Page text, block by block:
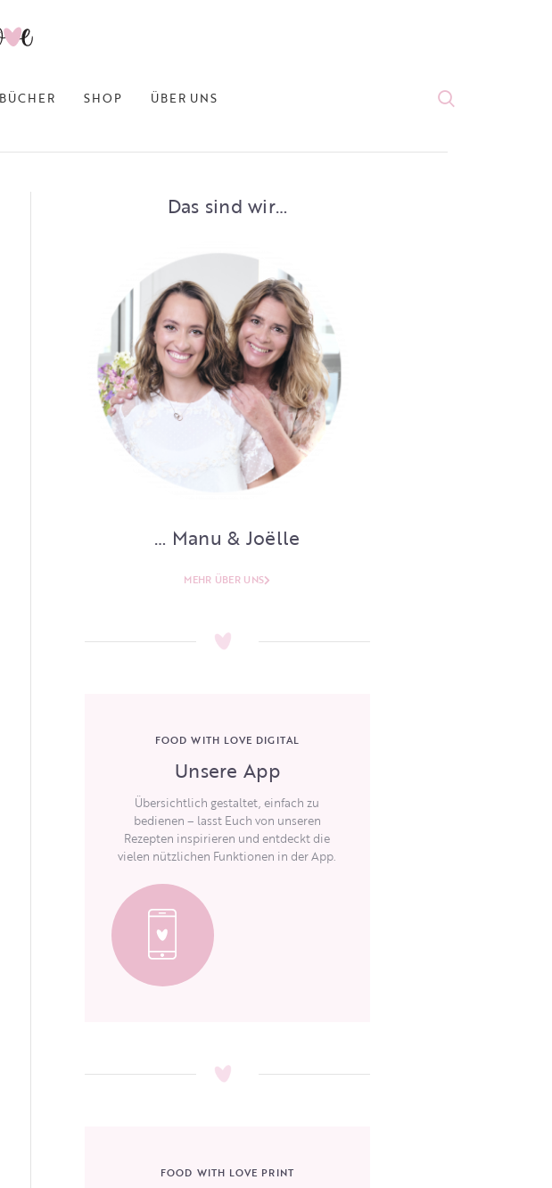
BÜCHER SHOP ÜBER UNS
Das sind wir…
… Manu & Joëlle
MEHR ÜBER UNS
FOOD WITH LOVE DIGITAL
Unsere App
Übersichtlich gestaltet, einfach zu
bedienen – lasst Euch von unseren
Rezepten inspirieren und entdeckt die
vielen nützlichen Funktionen in der App.
FOOD WITH LOVE PRINT